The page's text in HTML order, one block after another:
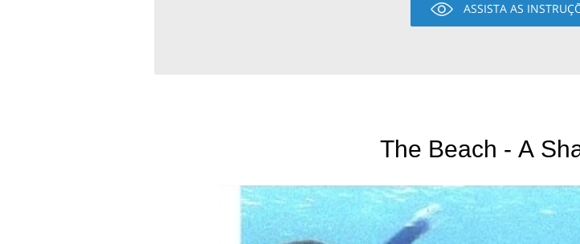
ASSISTA AS
The Beach - A